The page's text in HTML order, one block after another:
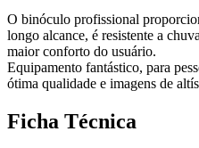
O binóculo profissional
longo alcance, é resistente a
maior conforto do usuário.
Equipamento fantástico, para
ótima qualidade e imagens de
Ficha Técnica